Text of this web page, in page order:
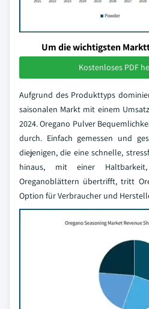
Um die wichtigsten
Kostenloses PDF
Aufgrund des Produkttyps
saisonalen Markt mit einem
2024. Oregano Pulver
durch. Einfach gemessen und
diejenigen, die eine schnelle,
hinaus, mit einer
Oreganoblättern übertrifft, tritt
Option für Verbraucher und